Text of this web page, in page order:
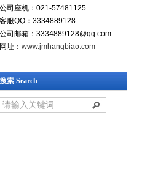
公司座机：021-57481125
客服QQ：3334889128
公司邮箱：3334889128@qq.com
网址： www.jmhangbiao.com
搜索 Search